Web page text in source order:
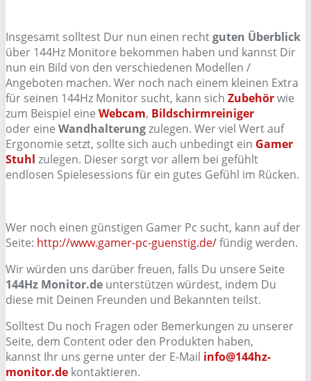
Insgesamt solltest Dur nun einen rechtguten Überblick
über 144Hz Monitore bekommen haben und kannst Dir
nun ein Bild von den verschiedenen Modellen /
Angeboten machen. Wer noch nach einem kleinen Extra
für seinen 144Hz Monitor sucht, kann sich Zubehörwie
zum Beispiel eine Webcam, Bildschirmreiniger
oder eine Wandhalterungzulegen. Wer viel Wert auf
Ergonomie setzt, sollte sich auch unbedingt ein Gamer
Stuhl zulegen. Dieser sorgt vor allem bei gefühlt
endlosen Spielesessions für ein gutes Gefühl im Rücken.
Wer noch einen günstigen Gamer Pc sucht, kann auf der
Seite: http://www.gamer-pc-guenstig.de/fündig werden.
Wir würden uns darüber freuen, falls Du unsere Seite
144Hz Monitor.de unterstützen würdest, indem Du
diese mit Deinen Freunden und Bekannten teilst.
Solltest Du noch Fragen oder Bemerkungen zu unserer
Seite, dem Content oder den Produkten haben,
kannst Ihr uns gerne unter der E-Mail info@144hz-
monitor.de kontaktieren.